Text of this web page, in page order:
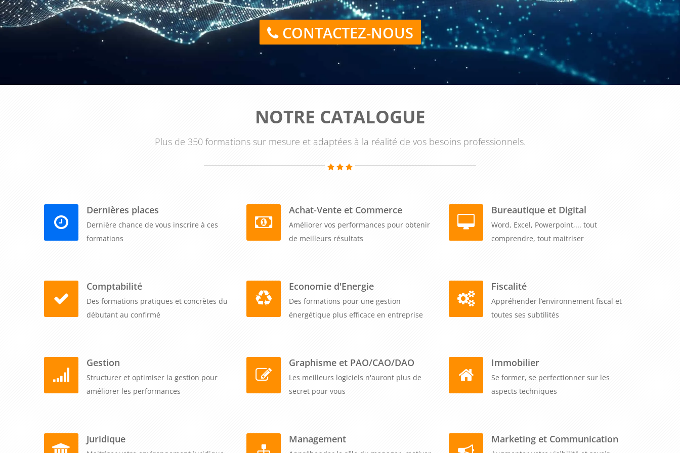
zones grises de la réglementation et de solutions concrètes aux cas complexes qui se présentent régulièrement
dans votre gestion fiscale.
L'apprentissage des techniques avancées d'optimisation et de sécurisation fiscale constitue le cœur
formation la fiscalité d'entreprise perfectionnement en 1 journée
apports partiels d'actifs, liquidations), à optimiser la fiscalité des opérations internationales (prix de transfert,
juridique et leurs conséquences fiscales (changement de régime d'imposition, passage en société, transmission
complexes, ainsi qu'à exploiter les dispositifs fiscaux avancés pour financer l'innovation et la croissance
concrète et certifiée Qualiopi vous montre comment analyser les risques fiscaux dans les montages complexes,
de la réclamation préalable au recours juridictionnel. Vous étudiez des cas pratiques avancés, des
jurisprudences récentes qui modifient l'interprétation des textes, et des exemples de redressements fiscaux
significatifs pour identifier les erreurs à éviter absolument.
nouvelles obligations déclaratives et de transparence fiscale (déclaration pays par pays, DAC6, registre des
bénéficiaires effectifs, lutte contre la fraude fiscale), les évolutions de la doctrine administrative et leur impact
sur vos pratiques (rescrits publiés, commentaires du BOFIP, positions de la DGFIP), les stratégies de gestion des
environnementale, pilier 2 de l'OCDE sur l'imposition minimale). Formasuite organise ces sessions partout en
France, dans vos locaux, nos salles ou en distanciel, avec une pédagogie dynamique alternant apports
théoriques actualisés, études de cas complexes et échanges entre participants pour partager les expériences et
les solutions. Notre garantie premier inscrit assure le maintien du programme dès un participant, avec un tarif
fiscaliste) pour harmoniser vos pratiques avancées et renforcer collectivement votre expertise.
CONTACTEZ-NOUS
NOTRE CATALOGUE
Plus de 350 formations sur mesure et adaptées à la réalité de vos besoins professionnels.
Dernières places
Dernière chance de vous inscrire à ces
formations
Achat-Vente et Commerce
Améliorer vos performances pour obtenir
de meilleurs résultats
Bureautique et Digital
Word, Excel, Powerpoint,... tout
comprendre, tout maitriser
Comptabilité
Des formations pratiques et concrètes du
débutant au confirmé
Economie d'Energie
Des formations pour une gestion
énergétique plus efficace en entreprise
Fiscalité
Appréhender l’environnement fiscal et
toutes ses subtilités
Gestion
Structurer et optimiser la gestion pour
améliorer les performances
Graphisme et PAO/CAO/DAO
Les meilleurs logiciels n'auront plus de
secret pour vous
Immobilier
Se former, se perfectionner sur les
aspects techniques
Juridique Management Marketing et Communication